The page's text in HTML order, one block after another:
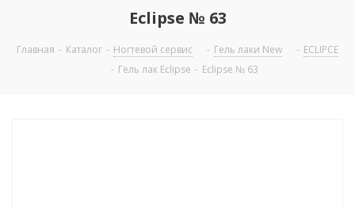
Eclipse № 63
Главная - Каталог - Ногтевой сервис - Гель лаки New - ECLIPCE
- Гель лак Eclipse - Eclipse № 63